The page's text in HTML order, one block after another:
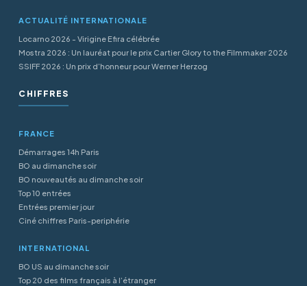
ACTUALITÉ INTERNATIONALE
Locarno 2026 - Virigine Efira célébrée
Mostra 2026 : Un lauréat pour le prix Cartier Glory to the Filmmaker 2026
SSIFF 2026 : Un prix d’honneur pour Werner Herzog
CHIFFRES
FRANCE
Démarrages 14h Paris
BO au dimanche soir
BO nouveautés au dimanche soir
Top 10 entrées
Entrées premier jour
Ciné chiffres Paris-periphérie
INTERNATIONAL
BO US au dimanche soir
Top 20 des films français à l’étranger